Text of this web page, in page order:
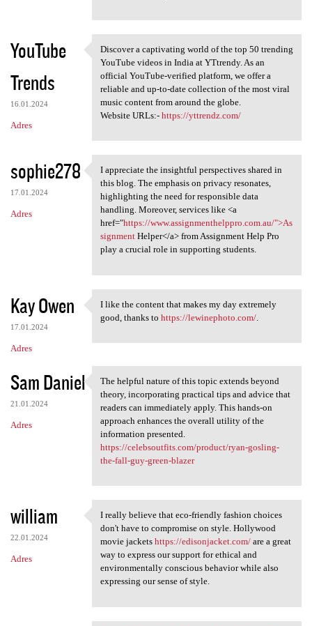
YouTube
Trends
16.01.2024
Adres
Discover a captivating world
Discover a captivating world of the top 50 trending
YouTube videos in India at YTtrendy. As an
official YouTube-verified platform, we offer a
reliable and up-to-date collection of the most viral
music content from around the globe.
Website URLs:- https://yttrendz.com/
sophie278
17.01.2024
Adres
I appreciate the insightful
I appreciate the insightful perspectives shared in
this blog. The emphasis on privacy resonates,
highlighting the need for responsible data
handling. Moreover, services like <a
href="https://www.assignmenthelppro.com.au/">As
signmentHelper</a> from Assignment Help Pro
play a crucial role in supporting students.
Kay Owen
17.01.2024
Adres
I like the content that makes
I like the content that makes my day extremely
good, thanks to https://lewinephoto.com/.
Sam Daniel
21.01.2024
Adres
The helpful nature of this
The helpful nature of this topic extends beyond
theory, incorporating practical tips and advice that
readers can immediately apply. This hands-on
approach enhances the overall utility of the
information presented.
https://celebsoutfits.com/product/ryan-gosling-
the-fall-guy-green-blazer
william
22.01.2024
Adres
I really believe that eco
I really believe that eco-friendly fashion choices
don't have to compromise on style. Hollywood
movie jackets https://edisonjacket.com/are a great
way to express our support for ethical and
environmentally conscious behavior while also
expressing our sense of style.